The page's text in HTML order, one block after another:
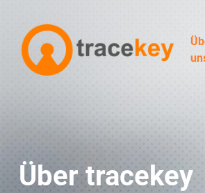
Über tracekey